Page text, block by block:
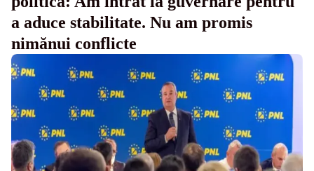
a aduce stabilitate. Nu am promis
nimănui conflicte